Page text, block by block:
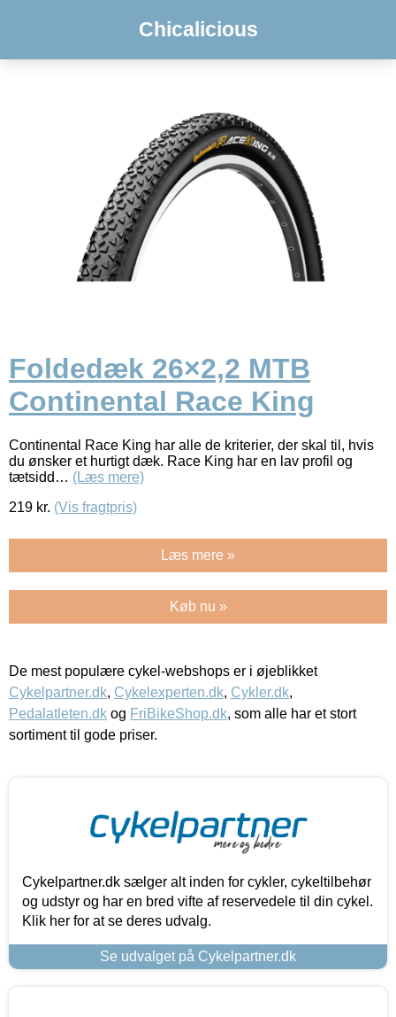
Chicalicious
Foldedæk 26×2,2 MTB
Continental Race King
Continental Race King har alle de kriterier, der skal til, hvis
du ønsker et hurtigt dæk. Race King har en lav profil og
tætsidd… (Læs mere)
219 kr. (Vis fragtpris)
Læs mere »
Køb nu »
De mest populære cykel-webshops er i øjeblikket
Cykelpartner.dk, Cykelexperten.dk, Cykler.dk,
Pedalatleten.dk og FriBikeShop.dk, som alle har et stort
sortiment til gode priser.
Cykelpartner.dk sælger alt inden for cykler, cykeltilbehør
og udstyr og har en bred vifte af reservedele til din cykel.
Klik her for at se deres udvalg.
Se udvalget på Cykelpartner.dk